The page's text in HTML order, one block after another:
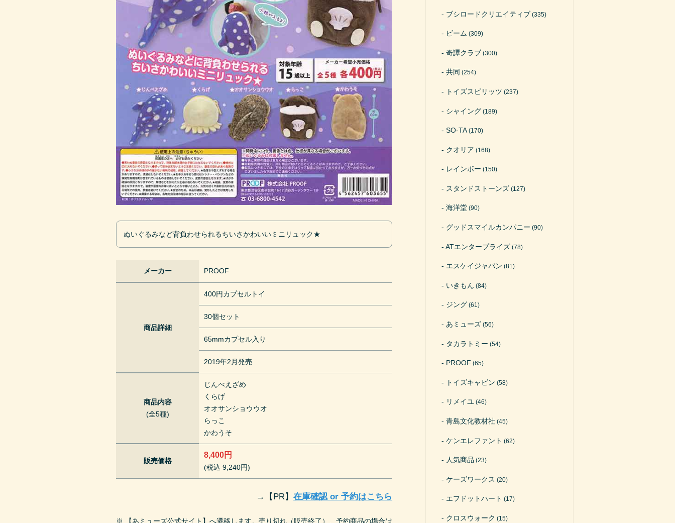
ぬいぐるみなど背負わせられるちいさかわいいミニリュック★
メーカー PROOF
商品詳細
400円カプセルトイ
30個セット
65mmカプセル入り
2019年2月発売
商品内容
(全5種)
じんべえざめ
くらげ
オオサンショウウオ
らっこ
かわうそ
販売価格
8,400円
(税込 9,240円)
→ 【PR】在庫確認 or 予約はこちら
※ 【あミューズ公式サイト】へ遷移します。売り切れ（販売終了）、予約商品の場合は
ブシロードクリエイティブ (335)
ビーム (309)
奇譚クラブ (300)
共同 (254)
トイズスピリッツ (237)
シャイング (189)
SO-TA(170)
クオリア (168)
レインボー (150)
スタンドストーンズ (127)
海洋堂 (90)
グッドスマイルカンパニー (90)
ATエンタープライズ (78)
エスケイジャパン (81)
いきもん (84)
ジング (61)
あミューズ (56)
タカラトミー (54)
PROOF (65)
トイズキャビン (58)
リメイユ (46)
青島文化教材社 (45)
ケンエレファント (62)
人気商品 (23)
ケーズワークス (20)
エフドットハート (17)
クロスウォーク (15)